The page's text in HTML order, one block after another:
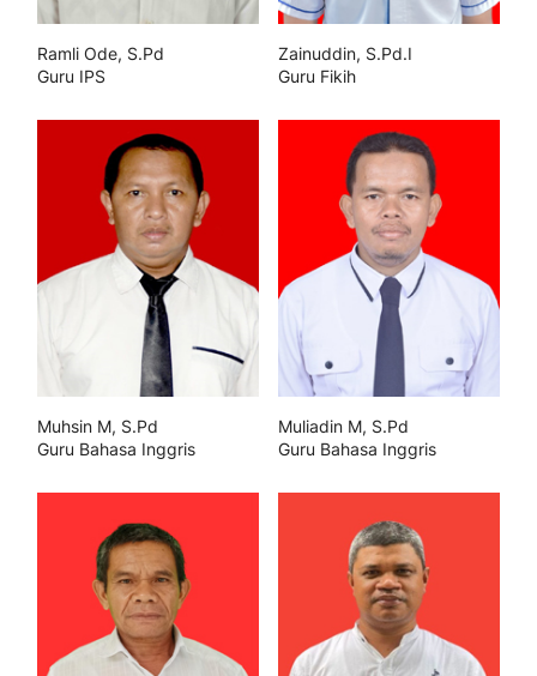
Ramli Ode, S.Pd
Guru IPS
Zainuddin, S.Pd.I
Guru Fikih
Muhsin M, S.Pd
Guru Bahasa Inggris
Muliadin M, S.Pd
Guru Bahasa Inggris